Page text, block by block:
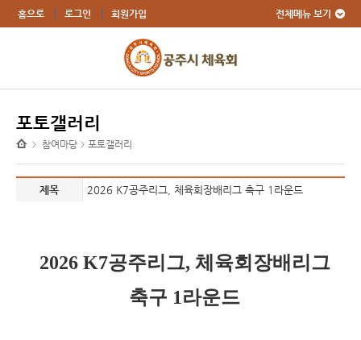
홈으로 로그인 회원가입 전체메뉴 보기
포토갤러리
> 참여마당 > 포토갤러리
제목 2026 K7공주리그, 체육회장배리그 축구 1라운드
2026 K7공주리그, 체육회장배리그
축구 1라운드